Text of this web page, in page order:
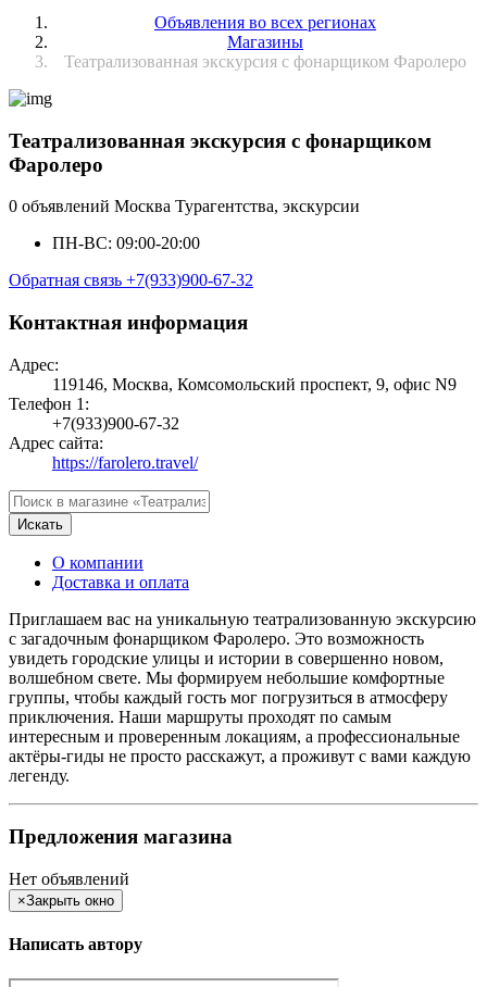
Объявления во всех регионах
Магазины
Театрализованная экскурсия с фонарщиком Фаролеро
Театрализованная экскурсия с фонарщиком
Фаролеро
0 объявлений Москва Турагентства, экскурсии
ПН-ВС: 09:00-20:00
Обратная связь +7(933)900-67-32
Контактная информация
Адрес:
119146, Москва, Комсомольский проспект, 9, офис N9
Телефон 1:
+7(933)900-67-32
Адрес сайта:
https://farolero.travel/
Искать
О компании
Доставка и оплата
Приглашаем вас на уникальную театрализованную экскурсию
с загадочным фонарщиком Фаролеро. Это возможность
увидеть городские улицы и истории в совершенно новом,
волшебном свете. Мы формируем небольшие комфортные
группы, чтобы каждый гость мог погрузиться в атмосферу
приключения. Наши маршруты проходят по самым
интересным и проверенным локациям, а профессиональные
актёры-гиды не просто расскажут, а проживут с вами каждую
легенду.
Предложения магазина
Нет объявлений
×Закрыть окно
Написать автору